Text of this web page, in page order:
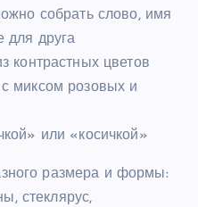
собрать слово, имя
для друга
контрастных цветов
миксом розовых и
или «косичкой»
размера и формы:
стеклярус,